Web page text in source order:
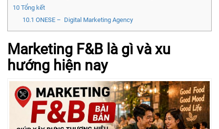
10 Tổng kết
10.1 ONESE – Digital Marketing Agency
Marketing F&B là gì và xu
hướng hiện nay